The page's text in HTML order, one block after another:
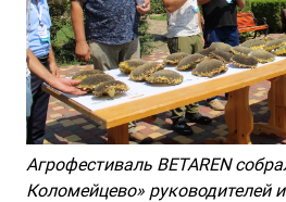
Агрофестиваль BETAREN
Коломейцево» руководителей